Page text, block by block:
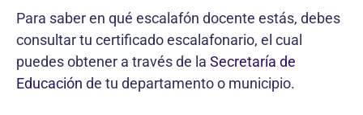
Para saber en qué escalafón docente estás, debes
consultar tu certificado escalafonario, el cual
puedes obtener a través de la Secretaría de
Educación de tu departamento o municipio.